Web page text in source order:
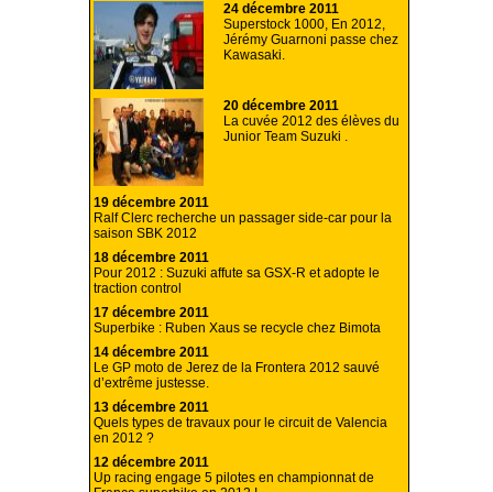
24 décembre 2011
Superstock 1000, En 2012,
Jérémy Guarnoni passe chez
Kawasaki.
20 décembre 2011
La cuvée 2012 des élèves du
Junior Team Suzuki .
19 décembre 2011
Ralf Clerc recherche un passager side-car pour la
saison SBK 2012
18 décembre 2011
Pour 2012 : Suzuki affute sa GSX-R et adopte le
traction control
17 décembre 2011
Superbike : Ruben Xaus se recycle chez Bimota
14 décembre 2011
Le GP moto de Jerez de la Frontera 2012 sauvé
d’extrême justesse.
13 décembre 2011
Quels types de travaux pour le circuit de Valencia
en 2012 ?
12 décembre 2011
Up racing engage 5 pilotes en championnat de